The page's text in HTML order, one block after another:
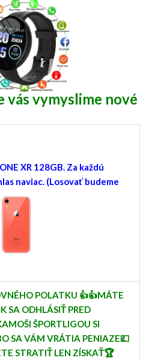
vás vymyslime nové
XR 128GB. Za každú
naviac. (Losovať budeme
POLATKU 👍👍MÁTE
SA ODHLÁSIŤ PRED
ŠPORTLIGOU SI
SA VÁM VRÁTIA PENIAZE💷
STRATIŤ LEN ZÍSKAŤ🏆